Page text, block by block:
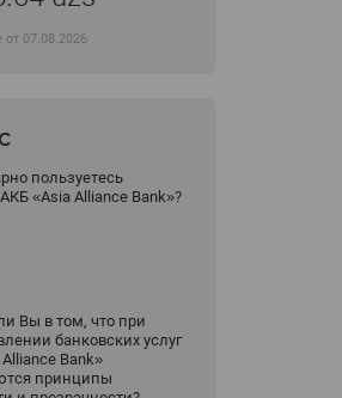
07.08.2026
пользуетесь
«Asia Alliance Bank»?
Вы в том, что при
банковских услуг
Bank»
принципы